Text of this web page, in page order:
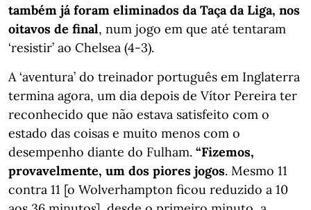
também já foram eliminados da Taça da Liga, nos
oitavos de final, num jogo em que até tentaram
‘resistir’ ao Chelsea (4-3).
A ‘aventura’ do treinador português em Inglaterra
termina agora, um dia depois de Vítor Pereira ter
reconhecido que não estava satisfeito com o
estado das coisas e muito menos com o
desempenho diante do Fulham. “Fizemos,
provavelmente, um dos piores jogos. Mesmo 11
contra 11 [o Wolverhampton ficou reduzido a 10